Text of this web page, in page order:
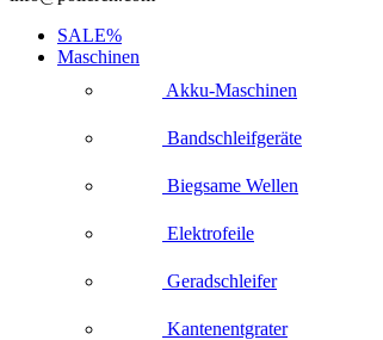
SALE%
Maschinen
Akku-Maschinen
Bandschleifgeräte
Biegsame Wellen
Elektrofeile
Geradschleifer
Kantenentgrater